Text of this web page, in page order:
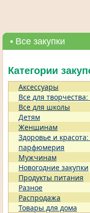
• Все закупки
Категории
Аксессуары
Все для
Все для школы
Детям
Женщинам
Здоровье и
парфюмерия
Мужчинам
Новогодние закупки
Продукты питания
Разное
Распродажа
Товары для дома